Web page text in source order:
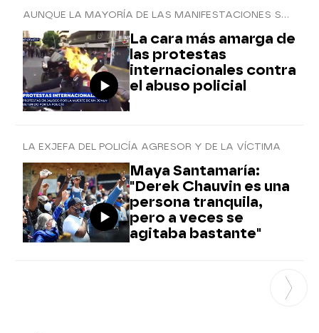
AUNQUE LA MAYORÍA DE LAS MANIFESTACIONES SON PACÍFICAS
La cara más amarga de
las protestas
internacionales contra
el abuso policial
LA EXJEFA DEL POLICÍA AGRESOR Y DE LA VÍCTIMA
Maya Santamaría:
"Derek Chauvin es una
persona tranquila,
pero a veces se
agitaba bastante"